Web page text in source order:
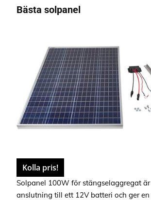
Bästa solpanel
Kolla pris!
Solpanel 100W för stängselaggregat
anslutning till ett 12V batteri och ger